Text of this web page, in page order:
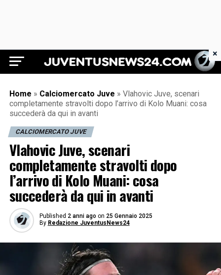
Juventus News 24
Home » Calciomercato Juve » Vlahovic Juve, scenari
completamente stravolti dopo l’arrivo di Kolo Muani: cosa
succederà da qui in avanti
CALCIOMERCATO JUVE
Vlahovic Juve, scenari
completamente stravolti dopo
l’arrivo di Kolo Muani: cosa
succederà da qui in avanti
Published 2 anni ago on 25 Gennaio 2025
By Redazione JuventusNews24
×